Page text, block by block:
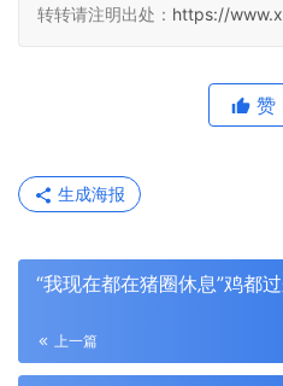
转转请注明出处： https://
赞
生成海报
“我现在都在猪圈休息”鸡都
上一篇